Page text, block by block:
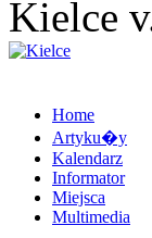
Kielce
Home
Artyku�y
Kalendarz
Informator
Miejsca
Multimedia